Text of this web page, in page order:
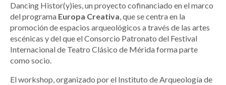
Dancing Histor(y)ies, un proyecto cofinanciado en el marco
del programa Europa Creativa, que se centra en la
promoción de espacios arqueológicos a través de las artes
escénicas y del que el Consorcio Patronato del Festival
Internacional de Teatro Clásico de Mérida forma parte
como socio.
El workshop, organizado por el Instituto de Arqueología de